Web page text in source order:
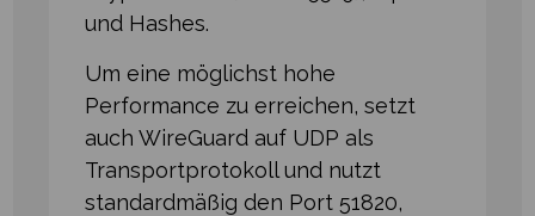
und Hashes.
Um eine möglichst hohe
Performance zu erreichen, setzt
auch WireGuard auf UDP als
Transportprotokoll und nutzt
standardmäßig den Port 51820,